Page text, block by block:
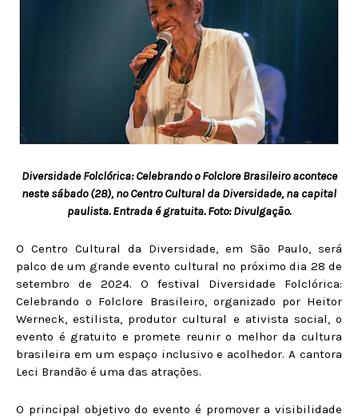
Diversidade Folclórica: Celebrando o Folclore Brasileiro acontece
neste sábado (28), no Centro Cultural da Diversidade, na capital
paulista. Entrada é gratuita. Foto: Divulgação.
O Centro Cultural da Diversidade, em São Paulo, será
palco de um grande evento cultural no próximo dia 28 de
setembro de 2024. O festival Diversidade Folclórica:
Celebrando o Folclore Brasileiro, organizado por Heitor
Werneck, estilista, produtor cultural e ativista social, o
evento é gratuito e promete reunir o melhor da cultura
brasileira em um espaço inclusivo e acolhedor. A cantora
Leci Brandão é uma das atrações.
O principal objetivo do evento é promover a visibilidade